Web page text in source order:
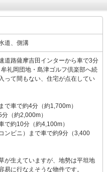
道、側溝
道路薩摩吉田インターから車で3分
牟礼岡団地・島津ゴルフ倶楽部へ続
って間もない、住宅が点在してい
で車で約4分（約1,700m）
（約2,000m）
で約10分（約4,100m）
ンビニ）まで車で約9分（3,400
が生えていますが、地勢は平坦地
易に行なえそうな物件です。